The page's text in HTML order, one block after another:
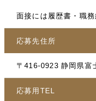
面接には履歴書・職
応募先住所
〒416-0923 静岡県富
応募用TEL